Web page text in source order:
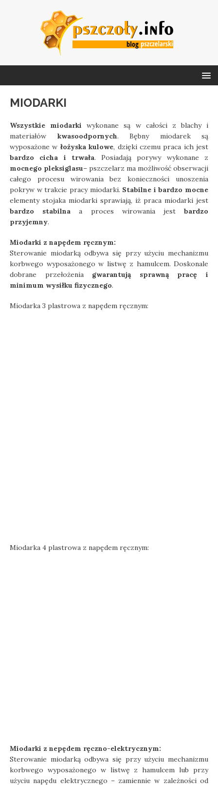
MIODARKI
Wszystkie miodarki wykonane są w całości z blachy i
materiałów kwasoodpornych. Bębny miodarek są
wyposażone w łożyska kulowe, dzięki czemu praca ich jest
bardzo cicha i trwała. Posiadają porywy wykonane z
mocnego pleksiglasu– pszczelarz ma możliwość obserwacji
całego procesu wirowania bez konieczności unoszenia
pokryw w trakcie pracy miodarki. Stabilne i bardzo mocne
elementy stojaka miodarki sprawiają, iż praca miodarki jest
bardzo stabilna a proces wirowania jestbardzo
przyjemny.
Miodarki z napędem ręcznym:
Sterowanie miodarką odbywa się przy użyciu mechanizmu
korbwego wyposażonego w listwę z hamulcem. Doskonale
dobrane przełożenia gwarantują sprawną pracę i
minimum wysiłku fizycznego.
Miodarka 3 plastrowa z napędem ręcznym:
Miodarka 4 plastrowa z napędem ręcznym:
Miodarki z nepędem ręczno-elektrycznym:
Sterowanie miodarką odbywa się przy użyciu mechanizmu
korbwego wyposażonego w listwę z hamulcem lub przy
użyciu napędu elektrycznego – zamiennie w zależności od